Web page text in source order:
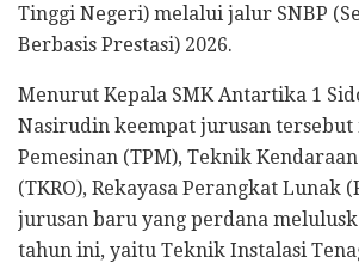
Tinggi Negeri) melalui jalur SNBP
Berbasis Prestasi) 2026.
Menurut Kepala SMK Antartika 1
Nasirudin keempat jurusan
Pemesinan (TPM), Teknik
(TKRO), Rekayasa Perangkat Lunak
jurusan baru yang perdana
tahun ini, yaitu Teknik Instalasi